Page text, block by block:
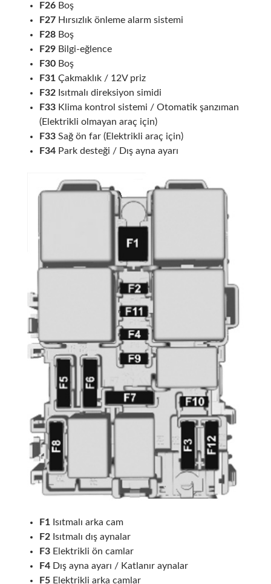
F26Boş
F27Hırsızlık önleme alarm sistemi
F28Boş
F29Bilgi-eğlence
F30Boş
F31Çakmaklık / 12V priz
F32Isıtmalı direksiyon simidi
F33Klima kontrol sistemi / Otomatik şanzıman
(Elektrikli olmayan araç için)
F33Sağ ön far (Elektrikli araç için)
F34Park desteği / Dış ayna ayarı
F1Isıtmalı arka cam
F2Isıtmalı dış aynalar
F3Elektrikli ön camlar
F4Dış ayna ayarı / Katlanır aynalar
F5Elektrikli arka camlar